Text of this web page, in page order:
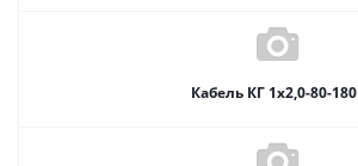
Кабель КГ 1х2,0-80-180